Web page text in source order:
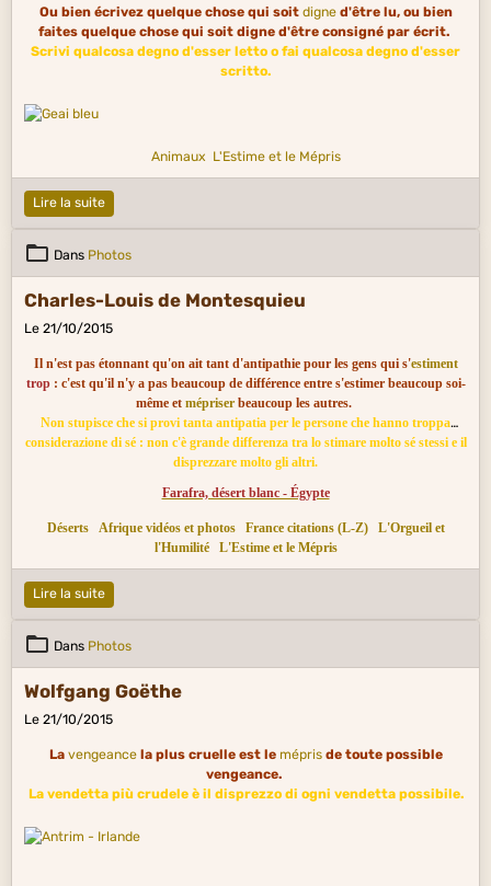
Ou bien écrivez quelque chose qui soit digned'être lu, ou bien
faites quelque chose qui soit digne d'être consigné par écrit.
Scrivi qualcosa degno d'esser letto o fai qualcosa degno d'esser
scritto.
Animaux L'Estime et le Mépris
Lire la suite
Dans Photos
Charles-Louis de Montesquieu
Le 21/10/2015
Il n'est pas étonnant qu'on ait tant d'antipathie pour les gens qui s'estiment
trop: c'est qu'il n'y a pas beaucoup de différence entre s'estimer beaucoup soi-
même et mépriser beaucoup les autres.
Non stupisce che si provi tanta antipatia per le persone che hanno troppa
considerazione di sé : non c'è grande differenza tra lo stimare molto sé stessi e il
disprezzare molto gli altri.
Farafra, désert blanc - Égypte
Déserts Afrique vidéos et photos France citations (L-Z)
L'Orgueil et
l'Humilité
L'Estime et le Mépris
Lire la suite
Dans Photos
Wolfgang Goëthe
Le 21/10/2015
La vengeancela plus cruelle est le méprisde toute possible
vengeance.
La vendetta più crudele è il disprezzo di ogni vendetta possibile.